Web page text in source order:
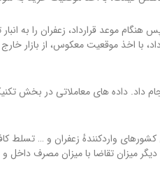
موعد قرارداد، زعفران را به
با اخذ موقعیت معکوس، از بازار
داد. داده های معاملاتی در بخش
کشورهای واردکنندهٔ زعفران و … تسلط
دیگر میزان تقاضا با میزان مصرف داخل